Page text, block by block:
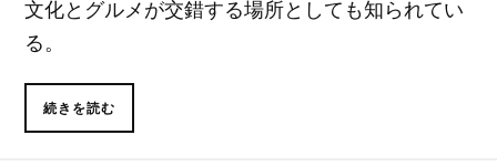
文化とグルメが交錯する場所としても知られてい
る。
続きを読む